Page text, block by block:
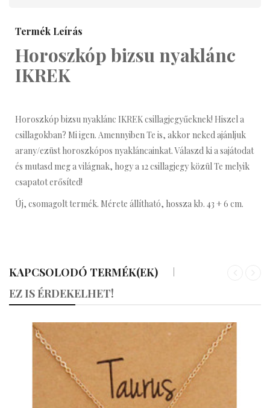
Termék Leírás
Horoszkóp bizsu nyaklánc
IKREK
Horoszkóp bizsu nyaklánc IKREK csillagjegyűeknek! Hiszel a
csillagokban? Mi igen. Amennyiben Te is, akkor neked ajánljuk
arany/ezüst horoszkópos nyakláncainkat. Válaszd ki a sajátodat
és mutasd meg a világnak, hogy a 12 csillagjegy közül Te melyik
csapatot erősíted!
Új, csomagolt termék. Mérete állítható, hossza kb. 43 + 6 cm.
KAPCSOLODÓ TERMÉK(EK)
EZ IS ÉRDEKELHET!